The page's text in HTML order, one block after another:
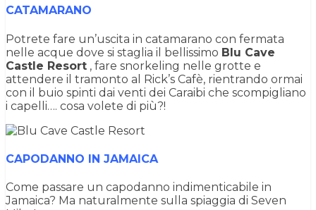
CATAMARANO
Potrete fare un’uscita in catamarano con fermata
nelle acque dove si staglia il bellissimo Blu Cave
Castle Resort , fare snorkeling nelle grotte e
attendere il tramonto al Rick’s Cafè, rientrando ormai
con il buio spinti dai venti dei Caraibi che scompigliano
i capelli…. cosa volete di più?!
CAPODANNO IN JAMAICA
Come passare un capodanno indimenticabile in
Jamaica? Ma naturalmente sulla spiaggia di Seven